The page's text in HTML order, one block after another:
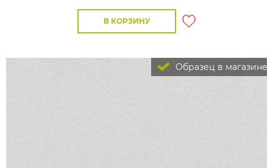
В КОРЗИНУ
Образец в магазине